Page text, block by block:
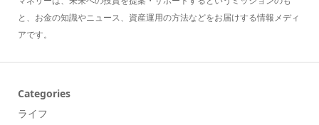
と、お金の知識やニュース、資産運用の方法などをお届けする情報メディ
アです。
Categories
ライフ